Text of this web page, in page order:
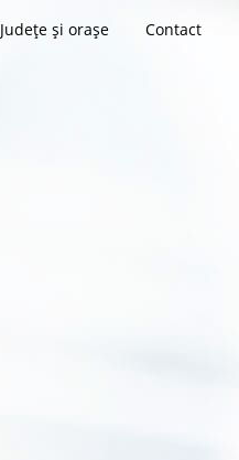
Județe și orașe Contact